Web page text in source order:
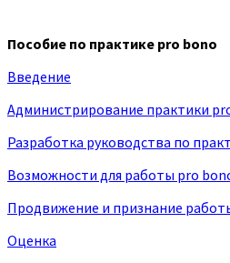
Пособие по практике pro bono
Введение
Администрирование практики
Разработка руководства по
Возможности для работы pro
Продвижение и признание
Оценка